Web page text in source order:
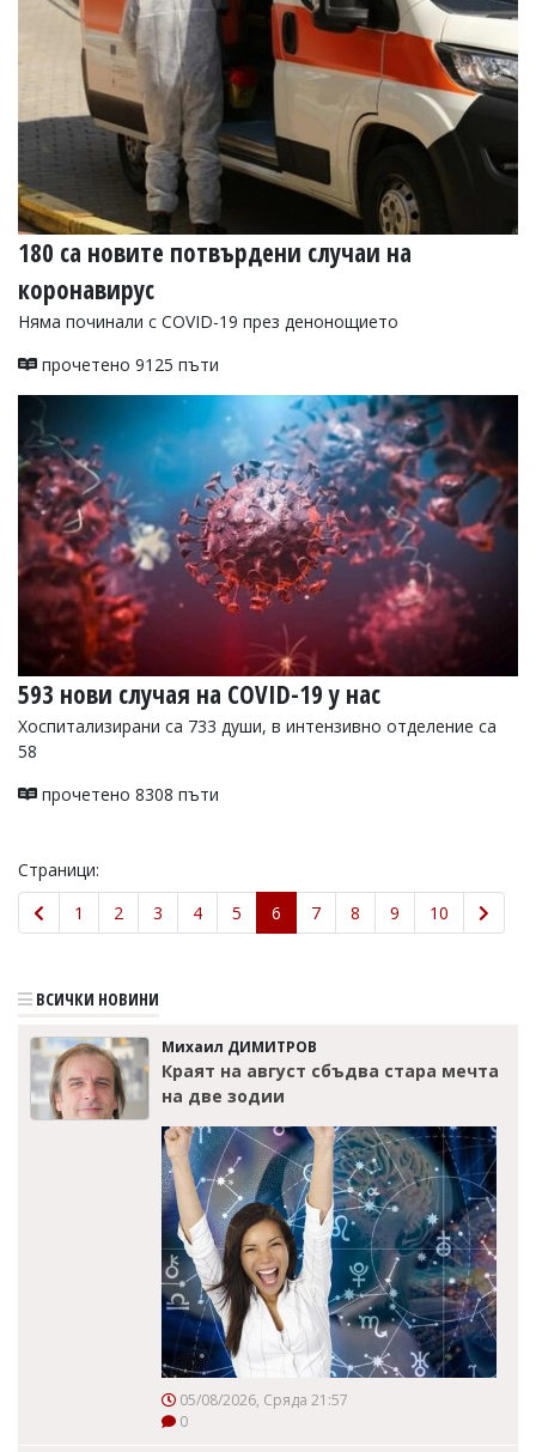
180 са новите потвърдени случаи на
коронавирус
Няма починали с COVID-19 през денонощието
прочетено 9125 пъти
593 нови случая на COVID-19 у нас
Хоспитализирани са 733 души, в интензивно отделение са
58
прочетено 8308 пъти
Страници:
1
2 3 4 5 6 7 8 9 10
ВСИЧКИ НОВИНИ
Михаил ДИМИТРОВ
Краят на август сбъдва стара мечта
на две зодии
05/08/2026, Сряда 21:57
0